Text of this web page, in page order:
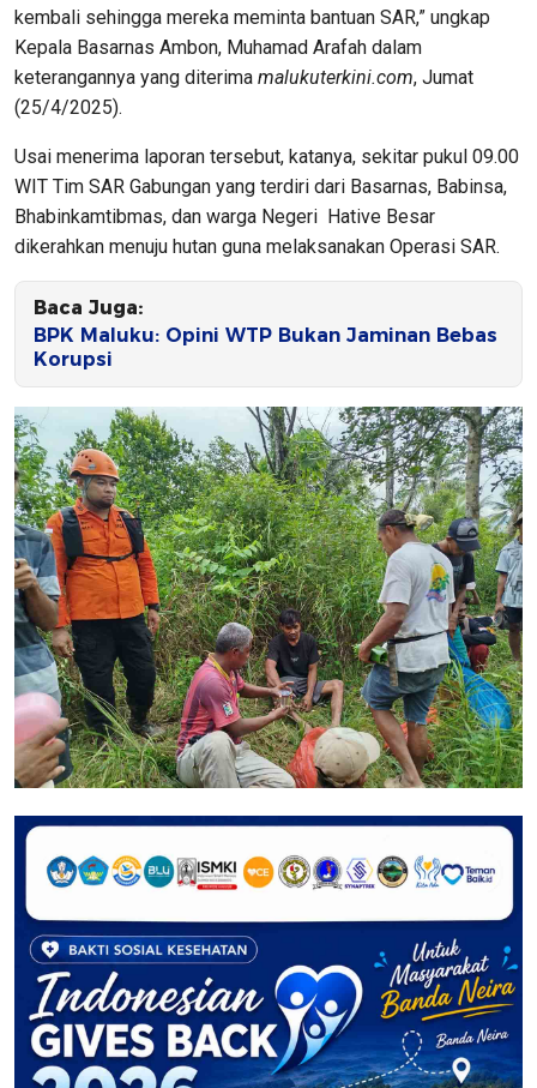
kembali sehingga mereka meminta bantuan SAR,” ungkap
Kepala Basarnas Ambon, Muhamad Arafah dalam
keterangannya yang diterima malukuterkini.com, Jumat
(25/4/2025).
Usai menerima laporan tersebut, katanya, sekitar pukul 09.00
WIT Tim SAR Gabungan yang terdiri dari Basarnas, Babinsa,
Bhabinkamtibmas, dan warga Negeri Hative Besar
dikerahkan menuju hutan guna melaksanakan Operasi SAR.
Baca Juga:
BPK Maluku: Opini WTP Bukan Jaminan Bebas
Korupsi